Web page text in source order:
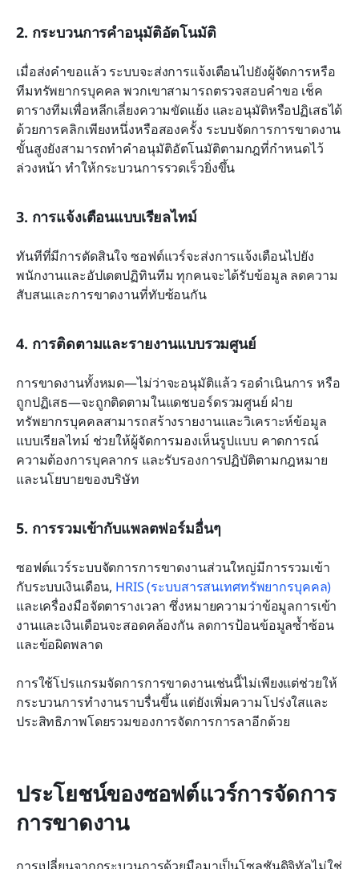
2. กระบวนการคำอนุมัติอัตโนมัติ
เมื่อส่งคำขอแล้ว ระบบจะส่งการแจ้งเตือนไปยังผู้จัดการหรือ
ทีมทรัพยากรบุคคล พวกเขาสามารถตรวจสอบคำขอ เช็ค
ตารางทีมเพื่อหลีกเลี่ยงความขัดแย้ง และอนุมัติหรือปฏิเสธได้
ด้วยการคลิกเพียงหนึ่งหรือสองครั้ง ระบบจัดการการขาดงาน
ขั้นสูงยังสามารถทำคำอนุมัติอัตโนมัติตามกฎที่กำหนดไว้
ล่วงหน้า ทำให้กระบวนการรวดเร็วยิ่งขึ้น
3. การแจ้งเตือนแบบเรียลไทม์
ทันทีที่มีการตัดสินใจ ซอฟต์แวร์จะส่งการแจ้งเตือนไปยัง
พนักงานและอัปเดตปฏิทินทีม ทุกคนจะได้รับข้อมูล ลดความ
สับสนและการขาดงานที่ทับซ้อนกัน
4. การติดตามและรายงานแบบรวมศูนย์
การขาดงานทั้งหมด—ไม่ว่าจะอนุมัติแล้ว รอดำเนินการ หรือ
ถูกปฏิเสธ—จะถูกติดตามในแดชบอร์ดรวมศูนย์ ฝ่าย
ทรัพยากรบุคคลสามารถสร้างรายงานและวิเคราะห์ข้อมูล
แบบเรียลไทม์ ช่วยให้ผู้จัดการมองเห็นรูปแบบ คาดการณ์
ความต้องการบุคลากร และรับรองการปฏิบัติตามกฎหมาย
และนโยบายของบริษัท
5. การรวมเข้ากับแพลตฟอร์มอื่นๆ
ซอฟต์แวร์ระบบจัดการการขาดงานส่วนใหญ่มีการรวมเข้า
กับระบบเงินเดือน, HRIS (ระบบสารสนเทศทรัพยากรบุคคล)
และเครื่องมือจัดตารางเวลา ซึ่งหมายความว่าข้อมูลการเข้า
งานและเงินเดือนจะสอดคล้องกัน ลดการป้อนข้อมูลซ้ำซ้อน
และข้อผิดพลาด
การใช้โปรแกรมจัดการการขาดงานเช่นนี้ไม่เพียงแต่ช่วยให้
กระบวนการทำงานราบรื่นขึ้น แต่ยังเพิ่มความโปร่งใสและ
ประสิทธิภาพโดยรวมของการจัดการการลาอีกด้วย
ประโยชน์ของซอฟต์แวร์การจัดการ
การขาดงาน
การเปลี่ยนจากกระบวนการด้วยมือมาเป็นโซลูชันดิจิทัลไม่ใช่